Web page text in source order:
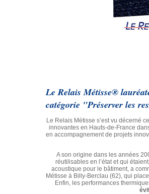
Le Relais Métisse®
catégorie "Préserver les
Le Relais Métisse s’est vu décerné
innovantes en Hauts-de-France
en accompagnement de projets
A son origine dans les années
réutilisables en l’état et qui
acoustique pour le bâtiment, a
Métisse à Billy-Berclau (62), qui place
Enfin, les performances